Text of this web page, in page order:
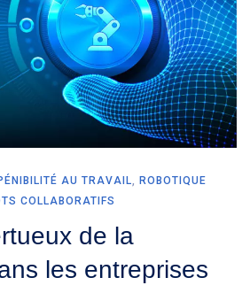
AU TRAVAIL
ROBOTIQUE
COLLABORATIFS
de la
les entreprises